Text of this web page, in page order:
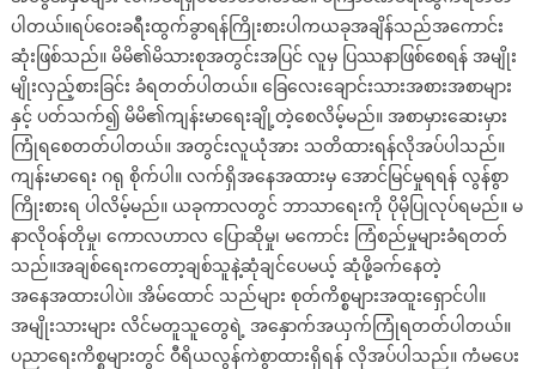
ပါတယ်။ရပ်ဝေးခရီးထွက်ခွာရန်ကြိုးစားပါကယခုအချိန်သည်အကောင်း
ဆုံးဖြစ်သည်။ မိမိ၏မိသားစုအတွင်းအပြင် လူမှ ပြဿနာဖြစ်စေရန် အမျိုး
မျိုးလှည့်စားခြင်း ခံရတတ်ပါတယ်။ ခြေလေးချောင်းသားအစားအစာများ
နှင့် ပတ်သက်၍ မိမိ၏ကျန်းမာရေးချို့တဲ့စေလိမ့်မည်။ အစာမှားဆေးမှား
ကြုံရစေတတ်ပါတယ်။ အတွင်းလူယုံအား သတိထားရန်လိုအပ်ပါသည်။
ကျန်းမာရေး ဂရု စိုက်ပါ။ လက်ရှိအနေအထားမှ အောင်မြင်မှုရရန် လွန်စွာ
ကြိုးစားရ ပါလိမ့်မည်။ ယခုကာလတွင် ဘာသာရေးကို ပိုမိုပြုလုပ်ရမည်။ မ
နာလိုဝန်တိုမှု၊ ကောလဟာလ ပြောဆိုမှု၊ မကောင်း ကြံစည်မှုများခံရတတ်
သည်။အချစ်ရေးကတော့ချစ်သူနဲ့ဆုံချင်ပေမယ့် ဆုံဖို့ခက်နေတဲ့
အနေအထားပါပဲ။ အိမ်ထောင် သည်များ စုတ်ကိစ္စများအထူးရှောင်ပါ။
အမျိုးသားများ လိင်မတူသူတွေရဲ့ အနှောက်အယှက်ကြုံရတတ်ပါတယ်။
ပညာရေးကိစ္စများတွင် ဝီရိယလွန်ကဲစွာထားရှိရန် လိုအပ်ပါသည်။ ကံမပေး